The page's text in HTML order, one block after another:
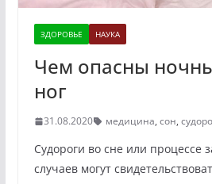
ЗДОРОВЬЕ НАУКА
Чем опасны
ног
31.08.2020 медицина, сон,
Судороги во сне или процессе
случаев могут